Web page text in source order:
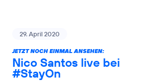
29. April 2020
JETZT NOCH EINMAL ANSEHEN:
Nico Santos live bei
#StayOn